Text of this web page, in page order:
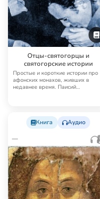
Отцы-святогорцы и
святогорские истории
Простые и короткие истории про
афонских монахов, живших в
недавнее время. Паисий
Книга Аудио
—